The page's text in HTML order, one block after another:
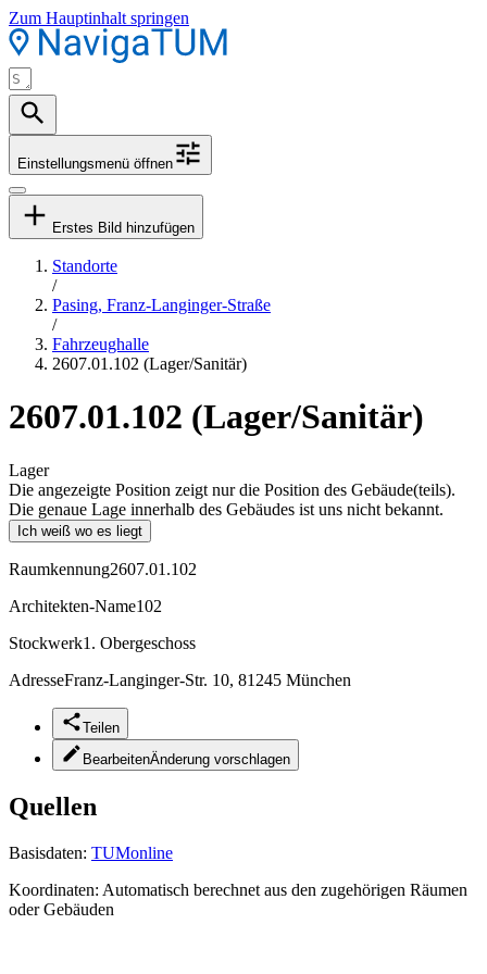
Zum Hauptinhalt springen
Einstellungsmenü öffnen
Erstes Bild hinzufügen
Standorte
/
Pasing, Franz-Langinger-Straße
/
Fahrzeughalle
2607.01.102 (Lager/Sanitär)
2607.01.102 (Lager/Sanitär)
Lager
Die angezeigte Position zeigt nur die Position des Gebäude(teils).
Die genaue Lage innerhalb des Gebäudes ist uns nicht bekannt.
Ich weiß wo es liegt
Raumkennung2607.01.102
Architekten-Name102
Stockwerk1. Obergeschoss
AdresseFranz-Langinger-Str. 10, 81245 München
Teilen
BearbeitenÄnderung vorschlagen
Quellen
Basisdaten: TUMonline
Koordinaten: Automatisch berechnet aus den zugehörigen Räumen
oder Gebäuden